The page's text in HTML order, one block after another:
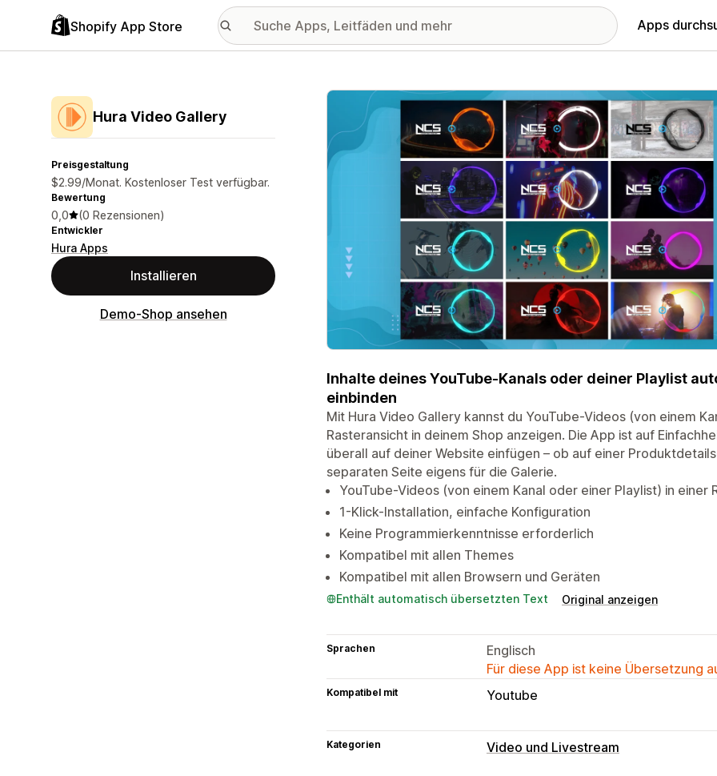
Shopify App Store Apps
Hura Video Gallery
Preisgestaltung
$2.99/Monat. Kostenloser Test verfügbar.
Bewertung
0,0 (0 Rezensionen)
Entwickler
Hura Apps
Installieren
Demo-Shop ansehen
Vorgestellte Bildergalerie
Inhalte deines YouTube-Kanals oder deiner Playlist
einbinden
Mit Hura Video Gallery kannst du YouTube-Videos (von einem
Rasteransicht in deinem Shop anzeigen. Die App ist auf
überall auf deiner Website einfügen – ob auf einer
separaten Seite eigens für die Galerie.
YouTube-Videos (von einem Kanal oder einer Playlist) in einer
1-Klick-Installation, einfache Konfiguration
Keine Programmierkenntnisse erforderlich
Kompatibel mit allen Themes
Kompatibel mit allen Browsern und Geräten
Enthält automatisch übersetzten Text Original anzeigen
Sprachen
Englisch
Für diese App ist keine Übersetzung
Kompatibel mit Youtube
Kategorien Video und Livestream